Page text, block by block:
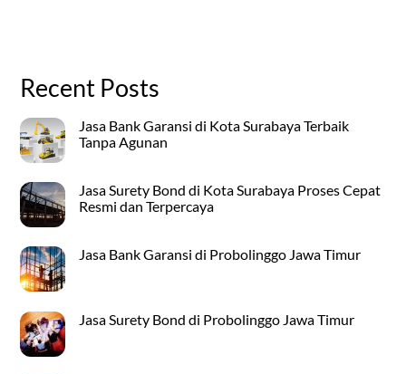
Recent Posts
Jasa Bank Garansi di Kota Surabaya Terbaik
Tanpa Agunan
Jasa Surety Bond di Kota Surabaya Proses Cepat
Resmi dan Terpercaya
Jasa Bank Garansi di Probolinggo Jawa Timur
Jasa Surety Bond di Probolinggo Jawa Timur